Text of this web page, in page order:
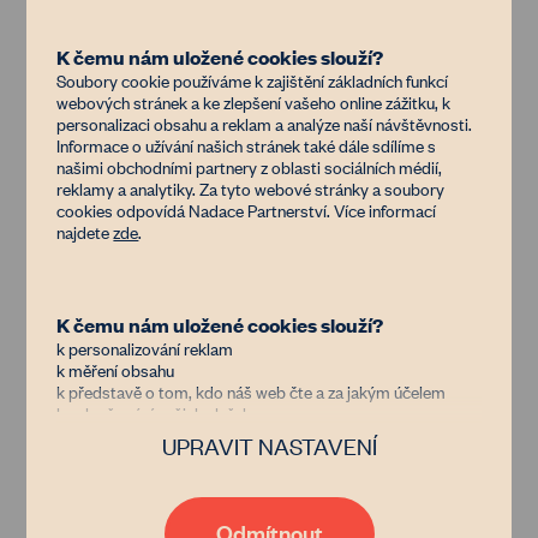
zpráva se považuje za doručenou až po 10
dnech, leda by se adresát přihlásil do datové
schránky dřív. Počítejte tak s dostatečnou
rezervou a výpověď datovkou odešlete
nejpozději 19. 9. 2026.
je potřeba přinést dvě kopie výpovědi a nechat
si převzetí pachtýřem písemně potvrdit s datem
převzetí.
Vzor č. 1 - výpověď pachtovní smlouvy
zemědělského pozemku (před rokem 2014)
K čemu nám uložené cookies slouží?
Soubory cookie používáme k zajištění základních funkcí
webových stránek a ke zlepšení vašeho online zážitku, k
personalizaci obsahu a reklam a analýze naší návštěvnosti.
Informace o užívání našich stránek také dále sdílíme s
našimi obchodními partnery z oblasti sociálních médií,
reklamy a analytiky. Za tyto webové stránky a soubory
cookies odpovídá Nadace Partnerství. Více informací
najdetezde.
K čemu nám uložené cookies slouží?
k personalizování reklam
k měření obsahu
k představě o tom, kdo náš web čte a za jakým účelem
k vylepšování našich služeb
Důvěřujete nám?
stejně jako nám o zastavení znehodnocování půdy v Česku.
Díky tomu, že nám dáte možnost uchovávat data o vaší
UPRAVIT NASTAVENÍ
Odmítnout